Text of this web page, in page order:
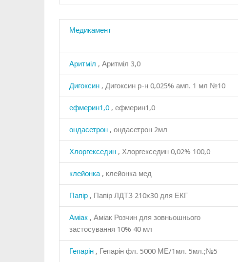
Медикамент
Аритміл , Аритміл 3,0
Дигоксин , Дигоксин р-н 0,025% амп. 1 мл №10
ефмерин1,0 , ефмерин1,0
ондасетрон , ондасетрон 2мл
Хлоргекседин , Хлоргекседин 0,02% 100,0
клейонка , клейонка мед
Папір , Папір ЛДТЗ 210х30 для ЕКГ
Аміак , Аміак Розчин для зовньошнього
застосування 10% 40 мл
Гепарін , Гепарін фл. 5000 МЕ/1мл. 5мл.;№5